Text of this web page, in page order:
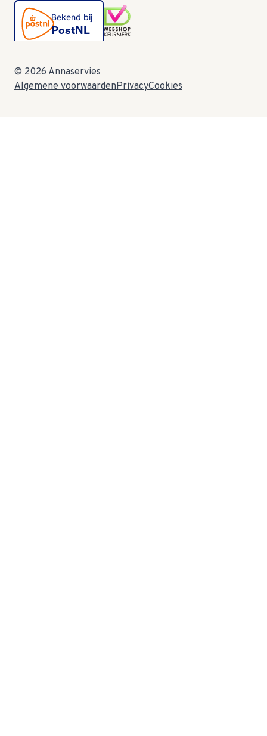
© 2026 Annaservies
Algemene voorwaardenPrivacyCookies